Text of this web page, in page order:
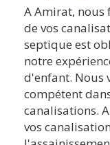
A Amirat, nous
de vos
septique est
notre
d'enfant. Nous
compétent
canalisations.
vos